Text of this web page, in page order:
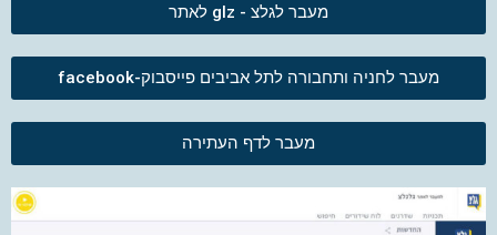
מעבר לגלצ - glz לאתר
מעבר לחניה ותחבורה לתל אביבים פייסבוק-facebook
מעבר לדף העתירה